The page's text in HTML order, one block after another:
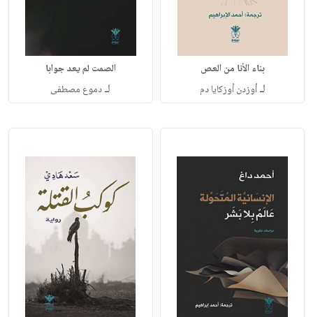
بناء الأنا من العص
لـأوزدن أوزكايا دم
الصمت لم يعد جوابا
لـدموع مصطفى